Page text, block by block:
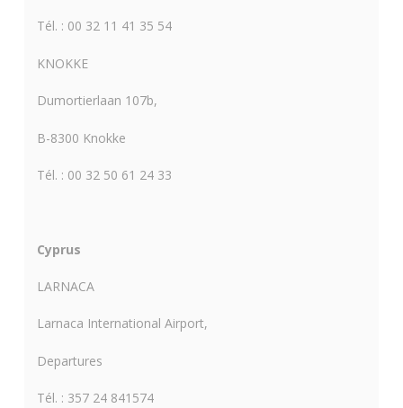
Tél. : 00 32 11 41 35 54
KNOKKE
Dumortierlaan 107b,
B-8300 Knokke
Tél. : 00 32 50 61 24 33
Cyprus
LARNACA
Larnaca International Airport,
Departures
Tél. : 357 24 841574